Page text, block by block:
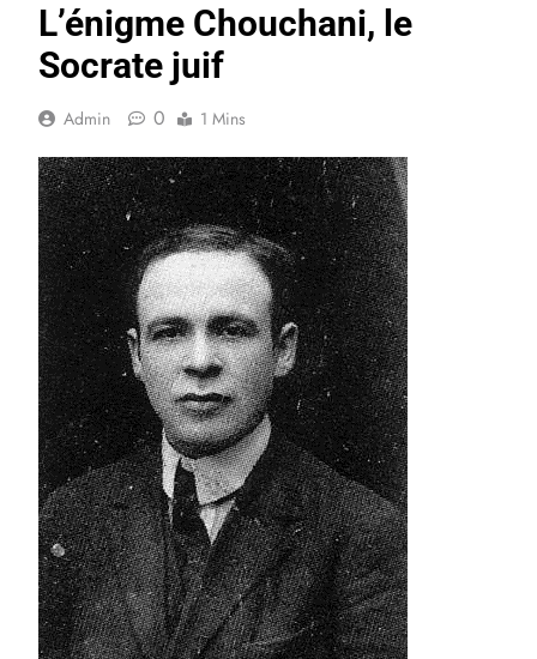
L’énigme Chouchani, le
Socrate juif
Admin 0 1 Mins